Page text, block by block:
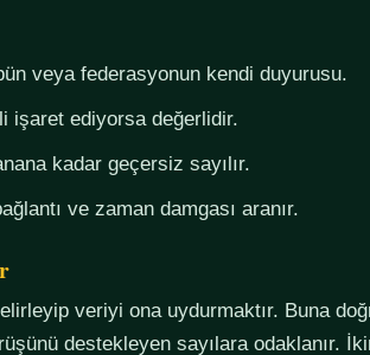
veya federasyonun kendi duyurusu.
işaret ediyorsa değerlidir.
kadar geçersiz sayılır.
ve zaman damgası aranır.
veriyi ona uydurmaktır. Buna
destekleyen sayılara odaklanır.